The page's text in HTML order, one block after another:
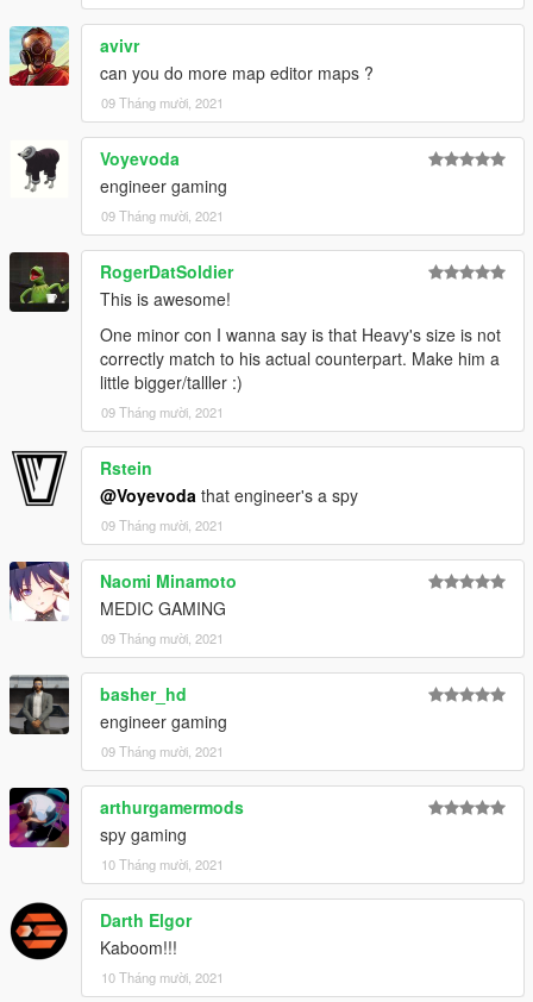
avivr
can you do more map editor maps ?
09 Tháng mười, 2021
Voyevoda
engineer gaming
09 Tháng mười, 2021
RogerDatSoldier
This is awesome!
One minor con I wanna say is that Heavy's size is not
correctly match to his actual counterpart. Make him a
little bigger/talller :)
09 Tháng mười, 2021
Rstein
@Voyevoda that engineer's a spy
09 Tháng mười, 2021
Naomi Minamoto
MEDIC GAMING
09 Tháng mười, 2021
basher_hd
engineer gaming
09 Tháng mười, 2021
arthurgamermods
spy gaming
10 Tháng mười, 2021
Darth Elgor
Kaboom!!!
10 Tháng mười, 2021